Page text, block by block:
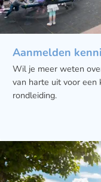
Aanmelden
Wil je meer weten
van harte uit voor een
rondleiding.